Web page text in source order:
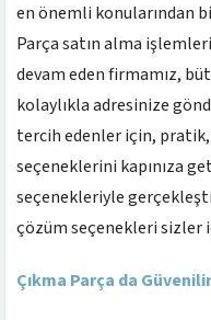
en önemli konularından
Parça satın alma
devam eden firmamız,
kolaylıkla adresinize
tercih edenler için,
seçeneklerini kapınıza
seçenekleriyle
çözüm seçenekleri
Çıkma Parça da